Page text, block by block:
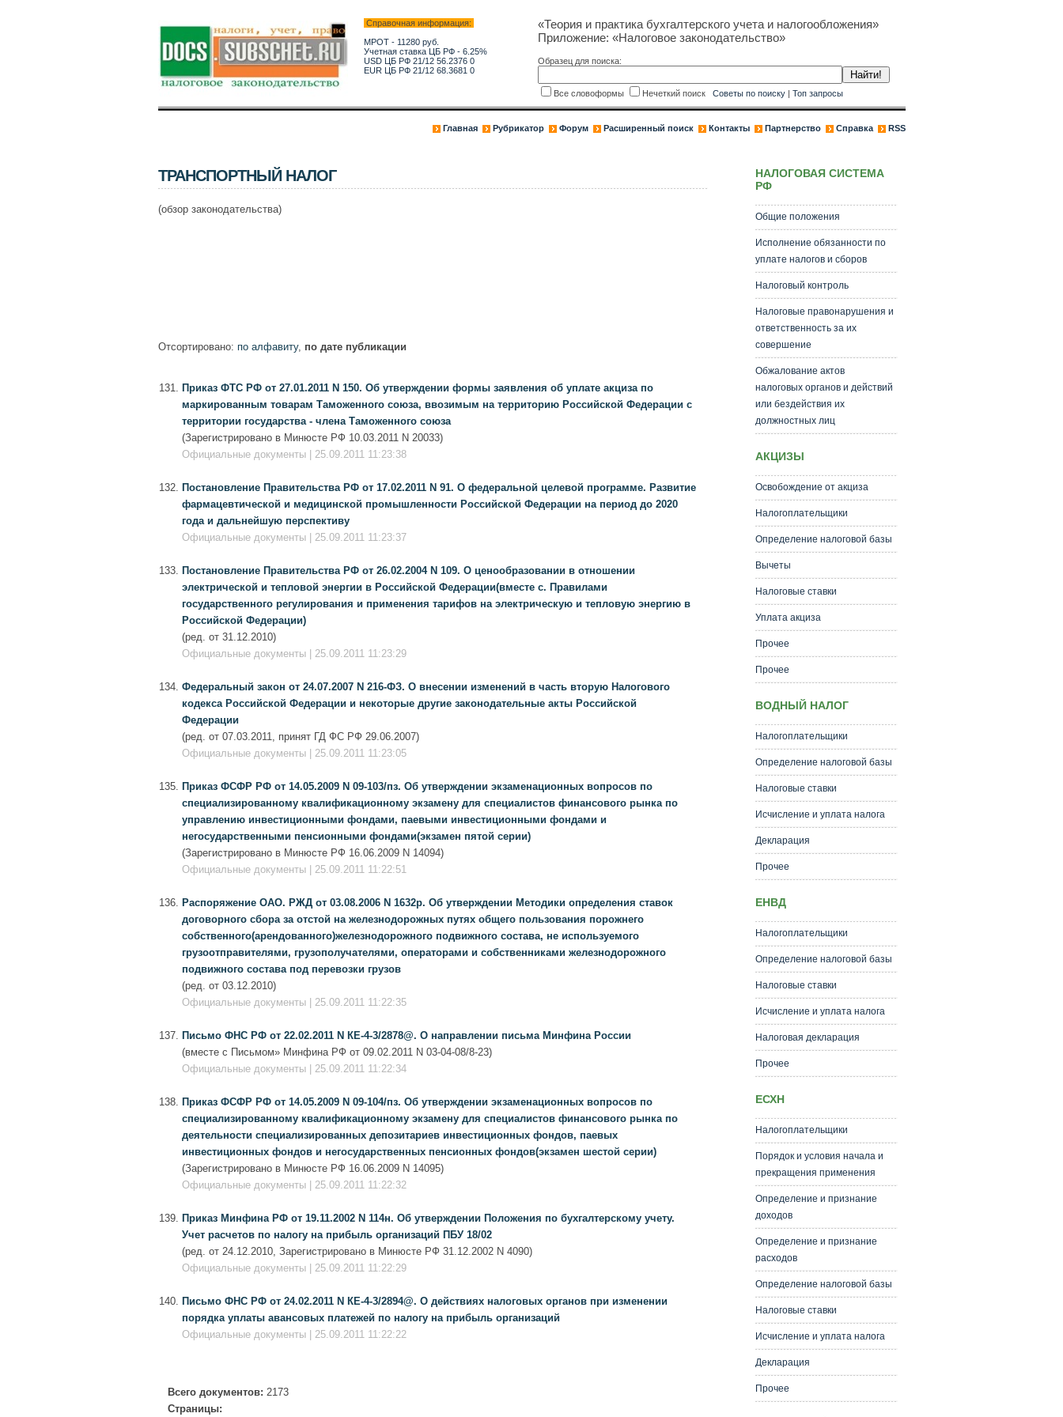
Справочная информация:
МРОТ - 11280 руб.
Учетная ставка ЦБ РФ - 6.25%
USD ЦБ РФ 21/12 56.2376 0
EUR ЦБ РФ 21/12 68.3681 0
«Теория и практика бухгалтерского учета и налогообложения»
Приложение: «Налоговое законодательство»
Образец для поиска:
Все словоформы Нечеткий поиск Советы по поиску| Топ запросы
Главная Рубрикатор Форум Расширенный поиск Контакты Партнерство Справка RSS
ТРАНСПОРТНЫЙ НАЛОГ
(обзор законодательства)
Отсортировано: по алфавиту, по дате публикации
Приказ ФТС РФ от 27.01.2011 N 150. Об утверждении формы заявления об уплате акциза по
маркированным товарам Таможенного союза, ввозимым на территорию Российской Федерации с
территории государства - члена Таможенного союза
(Зарегистрировано в Минюсте РФ 10.03.2011 N 20033)
Официальные документы | 25.09.2011 11:23:38
Постановление Правительства РФ от 17.02.2011 N 91. О федеральной целевой программе. Развитие
фармацевтической и медицинской промышленности Российской Федерации на период до 2020
года и дальнейшую перспективу
Официальные документы | 25.09.2011 11:23:37
Постановление Правительства РФ от 26.02.2004 N 109. О ценообразовании в отношении
электрической и тепловой энергии в Российской Федерации(вместе с. Правилами
государственного регулирования и применения тарифов на электрическую и тепловую энергию в
Российской Федерации)
(ред. от 31.12.2010)
Официальные документы | 25.09.2011 11:23:29
Федеральный закон от 24.07.2007 N 216-ФЗ. О внесении изменений в часть вторую Налогового
кодекса Российской Федерации и некоторые другие законодательные акты Российской
Федерации
(ред. от 07.03.2011, принят ГД ФС РФ 29.06.2007)
Официальные документы | 25.09.2011 11:23:05
Приказ ФСФР РФ от 14.05.2009 N 09-103/пз. Об утверждении экзаменационных вопросов по
специализированному квалификационному экзамену для специалистов финансового рынка по
управлению инвестиционными фондами, паевыми инвестиционными фондами и
негосударственными пенсионными фондами(экзамен пятой серии)
(Зарегистрировано в Минюсте РФ 16.06.2009 N 14094)
Официальные документы | 25.09.2011 11:22:51
Распоряжение ОАО. РЖД от 03.08.2006 N 1632р. Об утверждении Методики определения ставок
договорного сбора за отстой на железнодорожных путях общего пользования порожнего
собственного(арендованного)железнодорожного подвижного состава, не используемого
грузоотправителями, грузополучателями, операторами и собственниками железнодорожного
подвижного состава под перевозки грузов
(ред. от 03.12.2010)
Официальные документы | 25.09.2011 11:22:35
Письмо ФНС РФ от 22.02.2011 N КЕ-4-3/2878@. О направлении письма Минфина России
(вместе с Письмом» Минфина РФ от 09.02.2011 N 03-04-08/8-23)
Официальные документы | 25.09.2011 11:22:34
Приказ ФСФР РФ от 14.05.2009 N 09-104/пз. Об утверждении экзаменационных вопросов по
специализированному квалификационному экзамену для специалистов финансового рынка по
деятельности специализированных депозитариев инвестиционных фондов, паевых
инвестиционных фондов и негосударственных пенсионных фондов(экзамен шестой серии)
(Зарегистрировано в Минюсте РФ 16.06.2009 N 14095)
Официальные документы | 25.09.2011 11:22:32
Приказ Минфина РФ от 19.11.2002 N 114н. Об утверждении Положения по бухгалтерскому учету.
Учет расчетов по налогу на прибыль организаций ПБУ 18/02
(ред. от 24.12.2010, Зарегистрировано в Минюсте РФ 31.12.2002 N 4090)
Официальные документы | 25.09.2011 11:22:29
Письмо ФНС РФ от 24.02.2011 N КЕ-4-3/2894@. О действиях налоговых органов при изменении
порядка уплаты авансовых платежей по налогу на прибыль организаций
Официальные документы | 25.09.2011 11:22:22
Всего документов: 2173
Страницы:
НАЛОГОВАЯ СИСТЕМА
РФ
Общие положения
Исполнение обязанности по
уплате налогов и сборов
Налоговый контроль
Налоговые правонарушения и
ответственность за их
совершение
Обжалование актов
налоговых органов и действий
или бездействия их
должностных лиц
АКЦИЗЫ
Освобождение от акциза
Налогоплательщики
Определение налоговой базы
Вычеты
Налоговые ставки
Уплата акциза
Прочее
Прочее
ВОДНЫЙ НАЛОГ
Налогоплательщики
Определение налоговой базы
Налоговые ставки
Исчисление и уплата налога
Декларация
Прочее
ЕНВД
Налогоплательщики
Определение налоговой базы
Налоговые ставки
Исчисление и уплата налога
Налоговая декларация
Прочее
ЕСХН
Налогоплательщики
Порядок и условия начала и
прекращения применения
Определение и признание
доходов
Определение и признание
расходов
Определение налоговой базы
Налоговые ставки
Исчисление и уплата налога
Декларация
Прочее